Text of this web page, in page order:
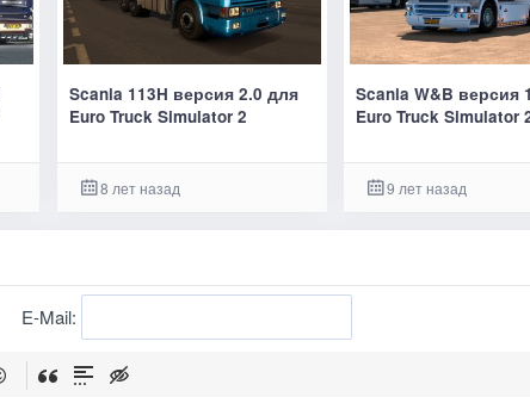
Scania 113H версия 2.0 для
Euro Truck Simulator 2
8 лет назад
Scania W&B версия
Euro Truck Simulator
9 лет назад
E-Mail: